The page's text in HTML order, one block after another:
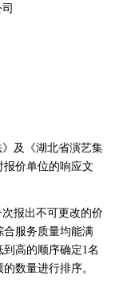
及《湖北省演艺集
价单位的响应文
报出不可更改的价
服务质量均能满
高的顺序确定1名
数量进行排序。